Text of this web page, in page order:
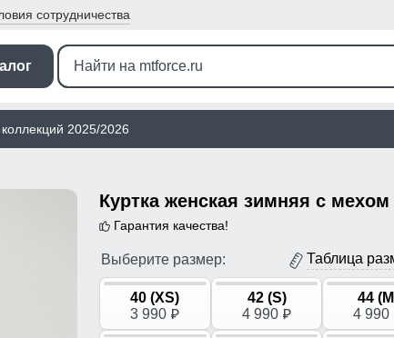
сотрудничества
2025/2026
Гарантия качества!
Выберите размер: Таблица
40 (XS)
3 990 p
42 (S)
4 990 p
44
4 990